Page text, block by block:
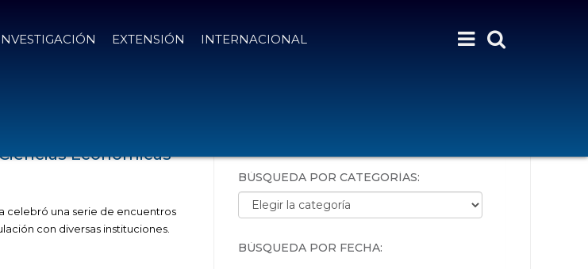
EXTENSIÓN INTERNACIONAL
Económicas
celebró una serie de encuentros
con diversas instituciones.
BÚSQUEDA POR CATEGORÍAS:
Búsqueda por categorías:
BÚSQUEDA POR FECHA: